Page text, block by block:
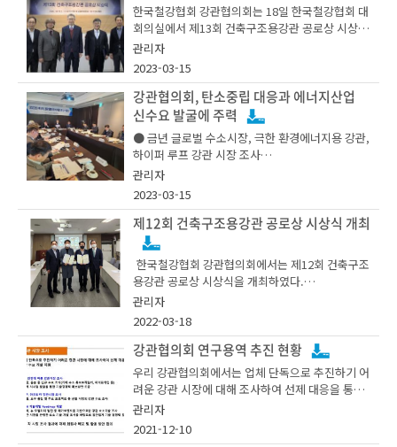
한국철강협회 강관협의회는 18일 한국철강협회 대
회의실에서 제13회 건축구조용강관 공로상 시상식
을 진행했다.
이번 시상식에서는 김호경 서울대 교수, 이원록 더
나은구조엔지니어링 대표, 유호진 진원구조엔지니
어링 대표, 서승권 핸스 대표가 수상했다.
공로상은 설계적용, 신기술개발 등 여러 분야에서
건축구조용 강관의 국내 수요 확대에 기여한 공적
이 큰 유공자를 격려해 강관산업의 발전과 시장 개
발을 목적으로 마련됐다.
수상자로 선정된 김호경 교수는 ERW 강관 공정 시
뮬레이션 기법을 개발해 생산 효율성 제고 등 강관
산업 발전에 기여했다. 이원록 대표와 유호진 대표
는 플랜트 공사, 항공기 격납고 시설물 공사 등 다수
의 건설 프로젝트에 강관을 설계 적용해 수요 확대
에 힘을 보탰다.
또한, 서승권 대표는 지하 굴착 현장에 사용할 수 있
는 강관버팀보 공법 개발해 현장 안전과 강관 기술
경쟁력을 제고했다.
엄정근 강관협의회 회장은 "이번 공로상은 강관 설
계 반영 등 직접적인 수요 확대 기여자뿐만 아니라,
관리자
2023-03-15
강관협의회, 탄소중립 대응과 에너지산업
신수요 발굴에 주력
● 금년 글로벌 수소시장, 극한 환경에너지용 강관,
하이퍼 루프 강관 시장 조사
한국철강협회 강관협의회(회장 엄정근, 하이스틸
대표)는 3월 15일 더 플라자 호텔에서 엄정근 회장
등 강관업계 대표자가 참석한 가운데 2023년도 제
1회 이사회 및 정기총회를 개최하고, 올해 사업계
획을 확정했다.
이날 확정된 사업계획에 따르면 강관협의회는 올해
강관산업의 미래 경쟁력 확보를 위해 탄소중립 대
응과 에너지 산업의 신수요 발굴에 주력할 예정이
다.
관리자
2023-03-15
제12회 건축구조용강관 공로상 시상식 개최
한국철강협회 강관협의회에서는 제12회 건축구조
용강관 공로상 시상식을 개최하였다.
12회를 맞이한 건축구조용강관 공로상은 건축구
조용강관 수요확대에 기여한 공적이 큰 유공자를
격려하기 위해 시작되었으며, 올해는 서울과학기술
대학교 윤석구 교수, 충남대학교 이강민 교수, 건축
구조기술사회 김지상 부회장이 선정되었다.
서울과학기술대학교 윤석구 교수는 교량용 CFT(C
oncrete Filled Tube) 설계가이드라인 개발을 통
관리자
2022-03-18
강관협의회 연구용역 추진 현황
우리 강관협의회에서는 업체 단독으로 추진하기 어
려운 강관 시장에 대해 조사하여 선제 대응을 통한
강관 수요 개발을 지원 중에 있습니다.
관리자
2021-12-10